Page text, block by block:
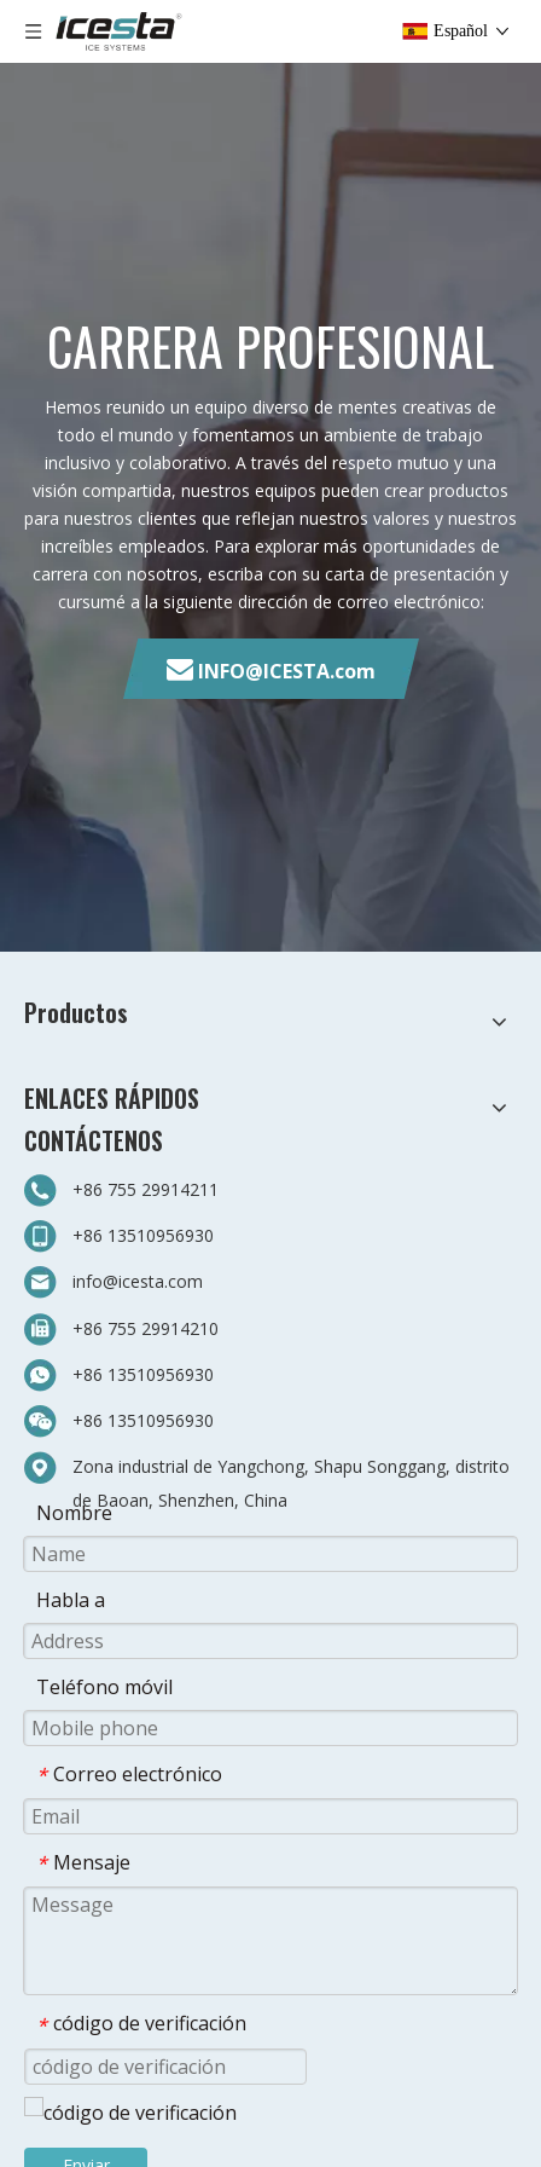
Español
CARRERA PROFESIONAL
Hemos reunido un equipo diverso de mentes creativas de
todo el mundo y fomentamos un ambiente de trabajo
inclusivo y colaborativo. A través del respeto mutuo y una
visión compartida, nuestros equipos pueden crear productos
para nuestros clientes que reflejan nuestros valores y nuestros
increíbles empleados. Para explorar más oportunidades de
carrera con nosotros, escriba con su carta de presentación y
cursumé a la siguiente dirección de correo electrónico:
 INFO@ICESTA.com
Productos
ENLACES RÁPIDOS
CONTÁCTENOS
+86 755 29914211
+86 13510956930
info@icesta.com
+86 755 29914210
+86 13510956930
+86 13510956930
Zona industrial de Yangchong, Shapu Songgang, distrito
de Baoan, Shenzhen, China
Nombre
Habla a
Teléfono móvil
* Correo electrónico
* Mensaje
* código de verificación